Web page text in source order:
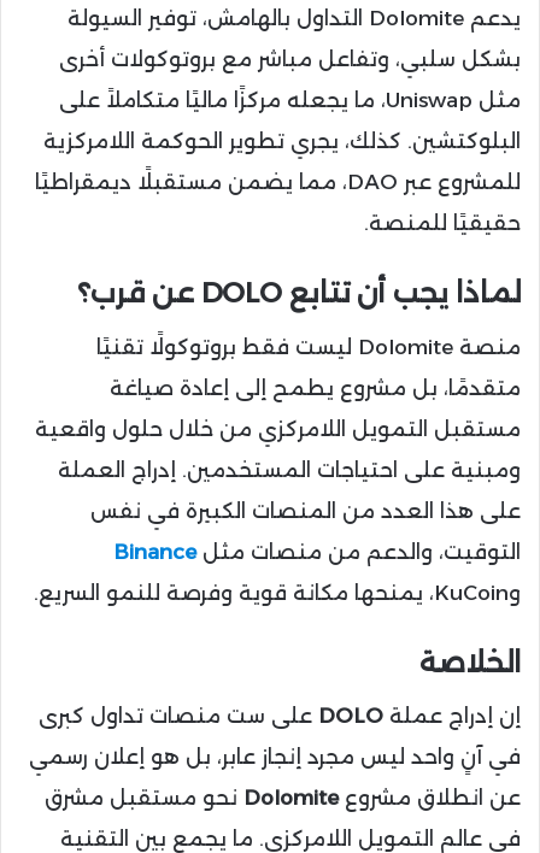
يدعم Dolomite التداول بالهامش، توفير السيولة
بشكل سلبي، وتفاعل مباشر مع بروتوكولات أخرى
مثل Uniswap، ما يجعله مركزًا ماليًا متكاملاً على
البلوكتشين. كذلك، يجري تطوير الحوكمة اللامركزية
للمشروع عبر DAO، مما يضمن مستقبلًا ديمقراطيًا
حقيقيًا للمنصة.
لماذا يجب أن تتابع DOLO عن قرب؟
منصة Dolomite ليست فقط بروتوكولًا تقنيًا
متقدمًا، بل مشروع يطمح إلى إعادة صياغة
مستقبل التمويل اللامركزي من خلال حلول واقعية
ومبنية على احتياجات المستخدمين. إدراج العملة
على هذا العدد من المنصات الكبيرة في نفس
التوقيت، والدعم من منصات مثلBinance
وKuCoin، يمنحها مكانة قوية وفرصة للنمو السريع.
الخلاصة
إن إدراج عملة DOLO على ست منصات تداول كبرى
في آنٍ واحد ليس مجرد إنجاز عابر، بل هو إعلان رسمي
عن انطلاق مشروعDolomite نحو مستقبل مشرق
في عالم التمويل اللامركزي. ما يجمع بين التقنية